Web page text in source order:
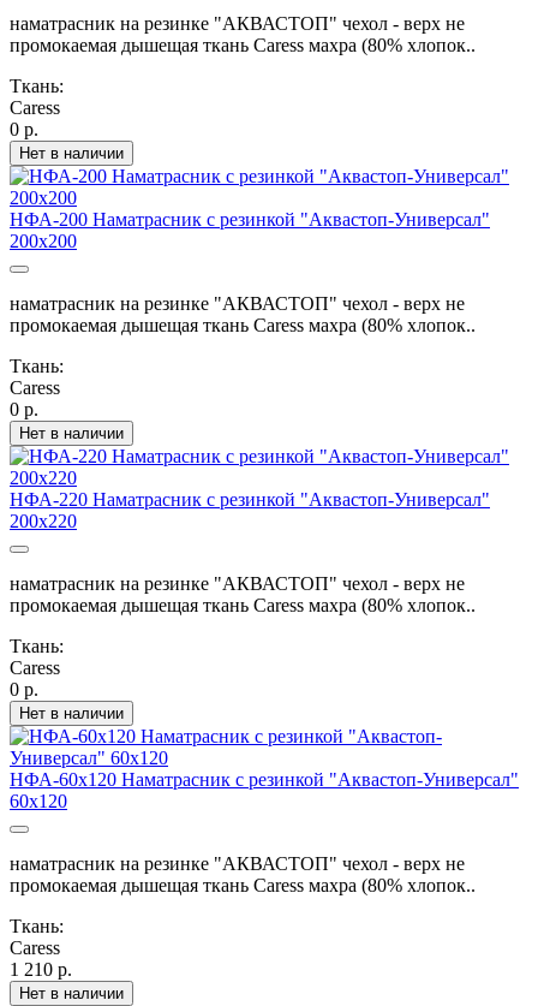
наматрасник на резинке "АКВАСТОП" чехол - верх не
промокаемая дышещая ткань Caress махра (80% хлопок..
Ткань:
Caress
0 р.
Нет в наличии
НФА-200 Наматрасник с резинкой "Аквастоп-Универсал"
200х200
наматрасник на резинке "АКВАСТОП" чехол - верх не
промокаемая дышещая ткань Caress махра (80% хлопок..
Ткань:
Caress
0 р.
Нет в наличии
НФА-220 Наматрасник с резинкой "Аквастоп-Универсал"
200х220
наматрасник на резинке "АКВАСТОП" чехол - верх не
промокаемая дышещая ткань Caress махра (80% хлопок..
Ткань:
Caress
0 р.
Нет в наличии
НФА-60х120 Наматрасник с резинкой "Аквастоп-Универсал"
60х120
наматрасник на резинке "АКВАСТОП" чехол - верх не
промокаемая дышещая ткань Caress махра (80% хлопок..
Ткань:
Caress
1 210 р.
Нет в наличии